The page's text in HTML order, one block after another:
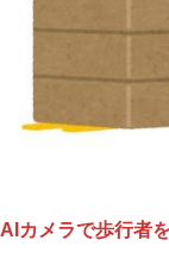
AIカメラで歩行者